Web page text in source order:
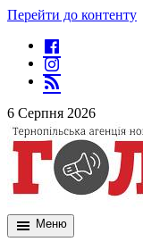
Перейти до контенту
6 Серпня 2026
Меню